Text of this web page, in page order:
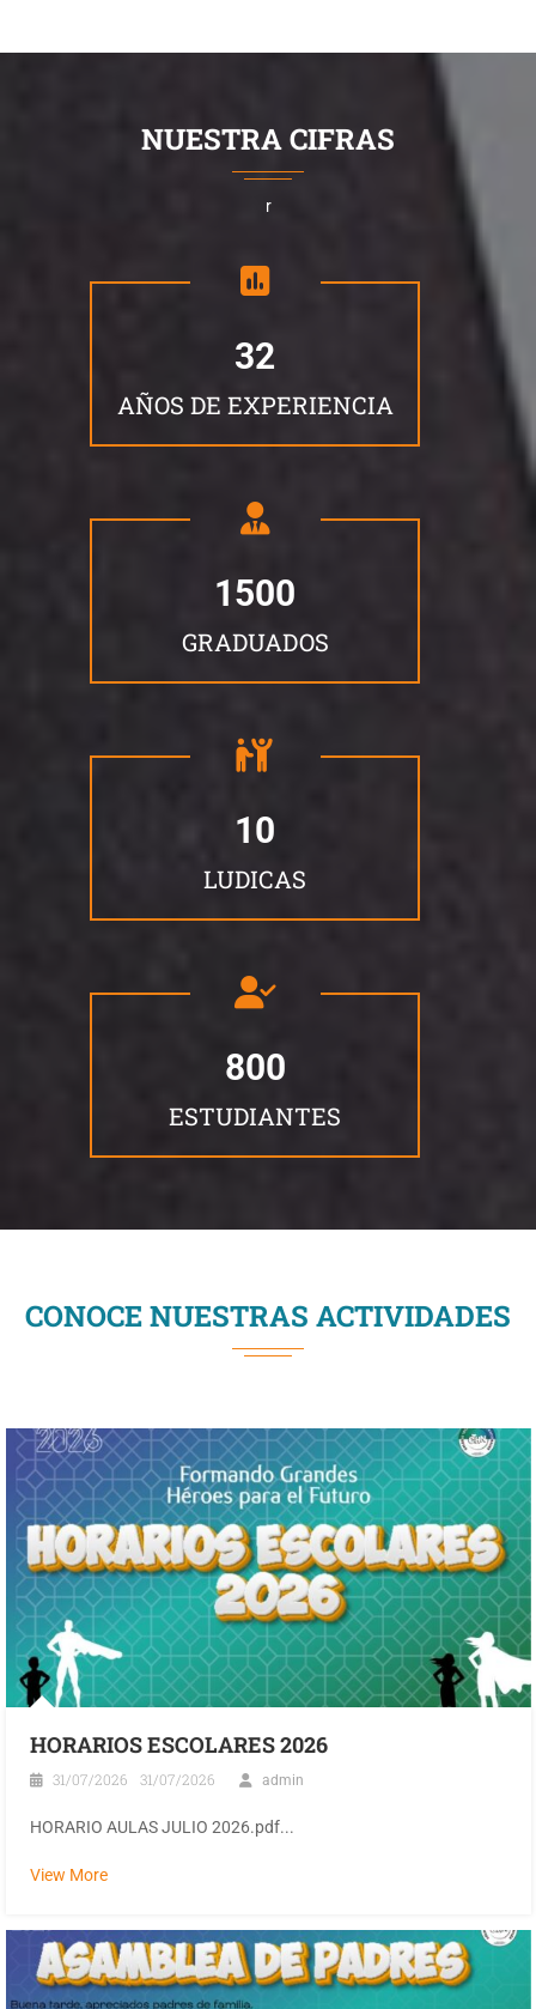
NUESTRA CIFRAS
r
32
AÑOS DE EXPERIENCIA
1500
GRADUADOS
10
LUDICAS
800
ESTUDIANTES
CONOCE NUESTRAS ACTIVIDADES
HORARIOS ESCOLARES 2026
31/07/2026 31/07/2026 admin
HORARIO AULAS JULIO 2026.pdf...
View More